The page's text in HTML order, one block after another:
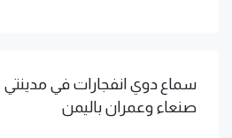
سماع دوي انفجارات في مدينتي
صنعاء وعمران باليمن